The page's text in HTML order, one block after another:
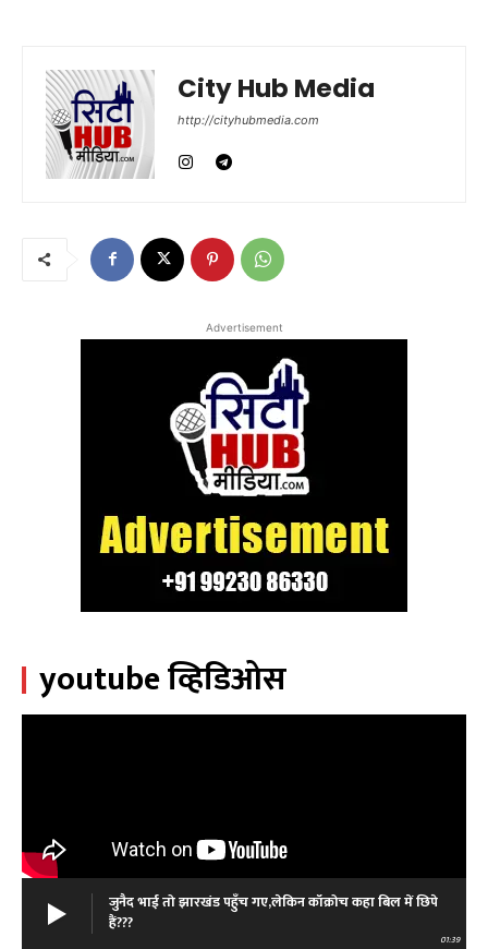
City Hub Media
http://cityhubmedia.com
Advertisement
youtube व्हिडिओस
जुनैद भाई तो झारखंड पहुँच गए,लेकिन कॉक्रोच कहा बिल में छिपे
हैं???
01:39